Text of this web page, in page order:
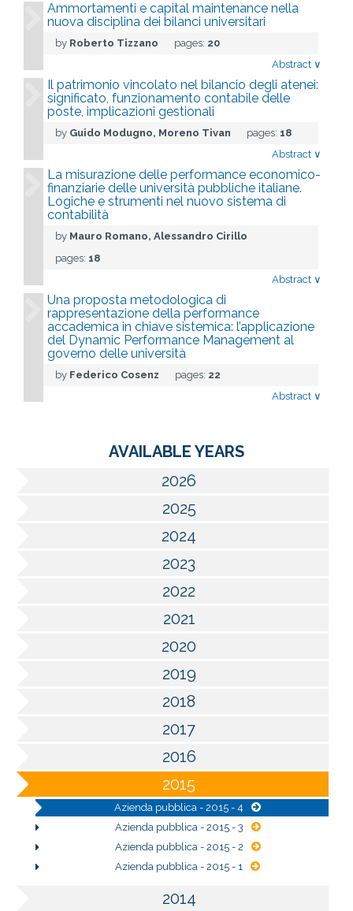
Ammortamenti e capital maintenance nella
nuova disciplina dei bilanci universitari
by Roberto Tizzano pages: 20
Abstract ∨
Il patrimonio vincolato nel bilancio degli atenei:
significato, funzionamento contabile delle
poste, implicazioni gestionali
by Guido Modugno, Moreno Tivan pages: 18
Abstract ∨
La misurazione delle performance economico-
finanziarie delle università pubbliche italiane.
Logiche e strumenti nel nuovo sistema di
contabilità
by Mauro Romano, Alessandro Cirillo
pages: 18
Abstract ∨
Una proposta metodologica di
rappresentazione della performance
accademica in chiave sistemica: l’applicazione
del Dynamic Performance Management al
governo delle università
by Federico Cosenz pages: 22
Abstract ∨
AVAILABLE YEARS
2026
2025
2024
2023
2022
2021
2020
2019
2018
2017
2016
2015
Azienda pubblica - 2015 - 4
Azienda pubblica - 2015 - 3
Azienda pubblica - 2015 - 2
Azienda pubblica - 2015 - 1
2014